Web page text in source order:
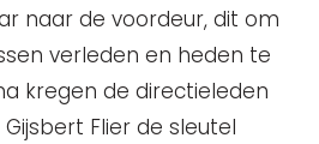
naar de voordeur, dit om
verleden en heden te
kregen de directieleden
Flier de sleutel